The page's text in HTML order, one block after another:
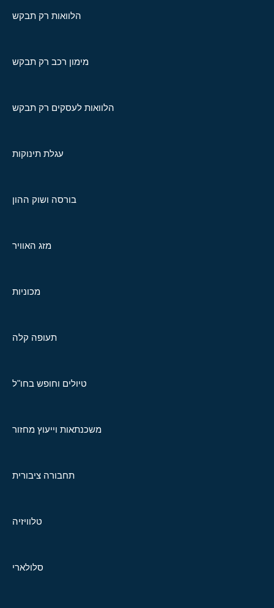
הלוואות רק תבקש
מימון רכב רק תבקש
הלוואות לעסקים רק תבקש
עגלת תינוקות
בורסה ושוק ההון
מזג האוויר
מכוניות
תעופה קלה
טיולים וחופש בחו"ל
משכנתאות וייעוץ מחזור
תחבורה ציבורית
טלוויזיה
סלולארי